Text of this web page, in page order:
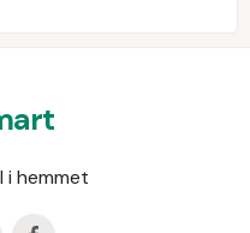
i hemmet